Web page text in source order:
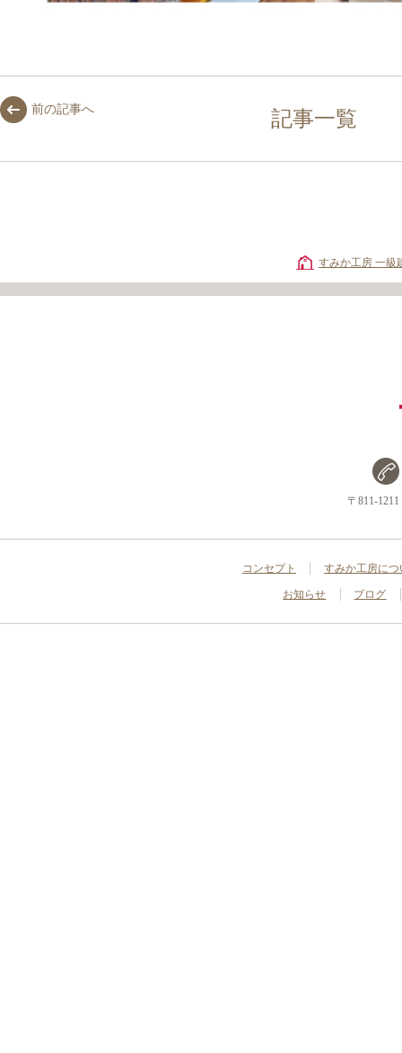
前の記事へ 記事一覧
すみか工房 一級
〒811-
コンセプト すみか工房につ
お知らせ ブログ